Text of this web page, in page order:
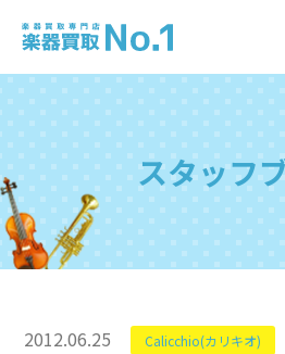
スタッフ
2012.06.25 Calicchio(カリキオ)